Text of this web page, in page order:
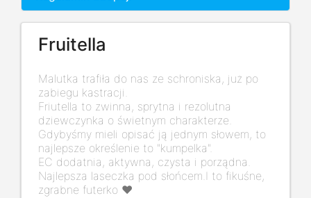
Fruitella
Malutka trafiła do nas ze schroniska, już po
zabiegu kastracji.
Friutella to zwinna, sprytna i rezolutna
dziewczynka o świetnym charakterze.
Gdybyśmy mieli opisać ją jednym słowem, to
najlepsze określenie to "kumpelka".
EC dodatnia, aktywna, czysta i porządna.
Najlepsza laseczka pod słońcem.I to fikuśne,
zgrabne futerko ❤️